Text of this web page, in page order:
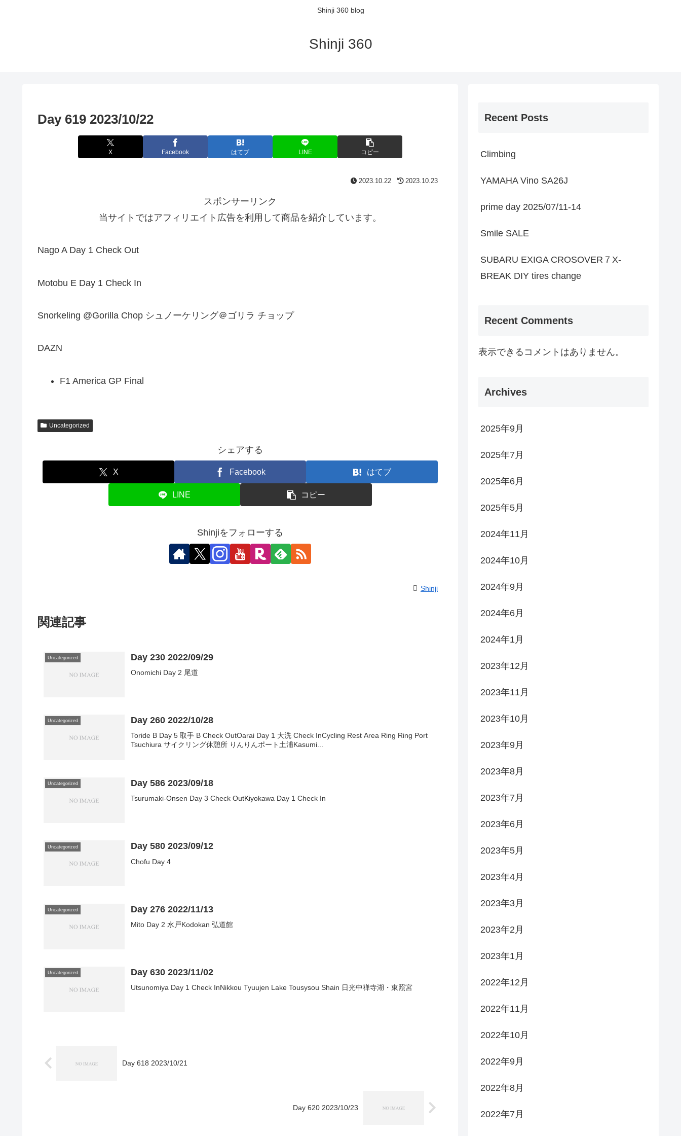
Shinji 360 blog
Shinji 360
Day 619 2023/10/22
X Facebook はてブ LINE コピー
2023.10.22 2023.10.23
スポンサーリンク
当サイトではアフィリエイト広告を利用して商品を紹介しています。
Nago A Day 1 Check Out
Motobu E Day 1 Check In
Snorkeling @Gorilla Chop シュノーケリング＠ゴリラ チョップ
DAZN
F1 America GP Final
Uncategorized
シェアする
X Facebook はてブ
LINE コピー
Shinjiをフォローする
Shinji
関連記事
Uncategorized Day 230 2022/09/29
Onomichi Day 2 尾道
Uncategorized Day 260 2022/10/28
Toride B Day 5 取手 B Check OutOarai Day 1 大洗 Check InCycling Rest Area Ring Ring Port
Tsuchiura サイクリング休憩所 りんりんポート土浦Kasumi...
Uncategorized Day 586 2023/09/18
Tsurumaki-Onsen Day 3 Check OutKiyokawa Day 1 Check In
Uncategorized Day 580 2023/09/12
Chofu Day 4
Uncategorized Day 276 2022/11/13
Mito Day 2 水戸Kodokan 弘道館
Uncategorized Day 630 2023/11/02
Utsunomiya Day 1 Check InNikkou Tyuujen Lake Tousysou Shain 日光中禅寺湖・東照宮
Day 618 2023/10/21
Day 620 2023/10/23
Recent Posts
Climbing
YAMAHA Vino SA26J
prime day 2025/07/11-14
Smile SALE
SUBARU EXIGA CROSOVER７X-
BREAK DIY tires change
Recent Comments
表示できるコメントはありません。
Archives
2025年9月
2025年7月
2025年6月
2025年5月
2024年11月
2024年10月
2024年9月
2024年6月
2024年1月
2023年12月
2023年11月
2023年10月
2023年9月
2023年8月
2023年7月
2023年6月
2023年5月
2023年4月
2023年3月
2023年2月
2023年1月
2022年12月
2022年11月
2022年10月
2022年9月
2022年8月
2022年7月